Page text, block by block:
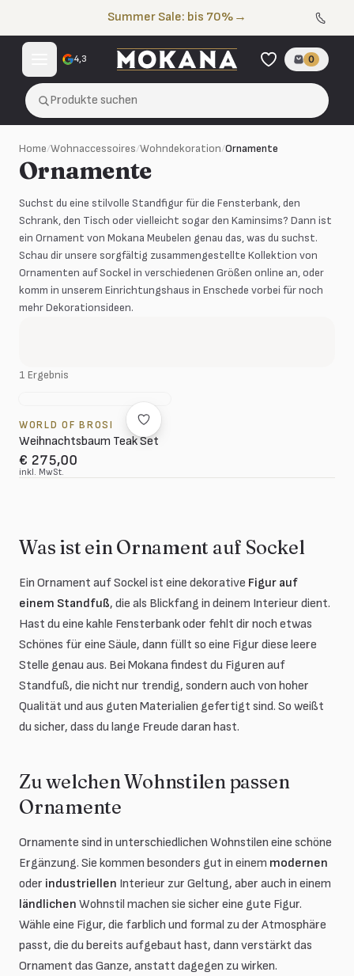
Summer Sale: bis 70% →
4,3 0
Produkte suchen
Home/Wohnaccessoires/Wohndekoration/Ornamente
Ornamente
Suchst du eine stilvolle Standfigur für die Fensterbank, den
Schrank, den Tisch oder vielleicht sogar den Kaminsims? Dann ist
ein Ornament von Mokana Meubelen genau das, was du suchst.
Schau dir unsere sorgfältig zusammengestellte Kollektion von
Ornamenten auf Sockel in verschiedenen Größen online an, oder
komm in unserem Einrichtungshaus in Enschede vorbei für noch
mehr Dekorationsideen.
1 Ergebnis
WORLD OF BROSI
Weihnachtsbaum Teak Set
€ 275,00
inkl. MwSt.
Was ist ein Ornament auf Sockel
Ein Ornament auf Sockel ist eine dekorative Figur auf
einem Standfuß, die als Blickfang in deinem Interieur dient.
Hast du eine kahle Fensterbank oder fehlt dir noch etwas
Schönes für eine Säule, dann füllt so eine Figur diese leere
Stelle genau aus. Bei Mokana findest du Figuren auf
Standfuß, die nicht nur trendig, sondern auch von hoher
Qualität und aus guten Materialien gefertigt sind. So weißt
du sicher, dass du lange Freude daran hast.
Zu welchen Wohnstilen passen
Ornamente
Ornamente sind in unterschiedlichen Wohnstilen eine schöne
Ergänzung. Sie kommen besonders gut in einem modernen
oder industriellen Interieur zur Geltung, aber auch in einem
ländlichen Wohnstil machen sie sicher eine gute Figur.
Wähle eine Figur, die farblich und formal zu der Atmosphäre
passt, die du bereits aufgebaut hast, dann verstärkt das
Ornament das Ganze, anstatt dagegen zu wirken.